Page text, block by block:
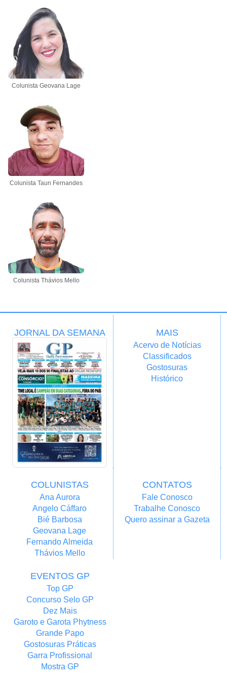
Colunista Geovana Lage
Colunista Taun Fernandes
Colunista Thávios Mello
JORNAL DA SEMANA MAIS
Acervo de Notícias
Classificados
Gostosuras
Histórico
COLUNISTAS
Ana Aurora
Angelo Cáffaro
Bié Barbosa
Geovana Lage
Fernando Almeida
Thávios Mello
CONTATOS
Fale Conosco
Trabalhe Conosco
Quero assinar a Gazeta
EVENTOS GP
Top GP
Concurso Selo GP
Dez Mais
Garoto e Garota Phytness
Grande Papo
Gostosuras Práticas
Garra Profissional
Mostra GP